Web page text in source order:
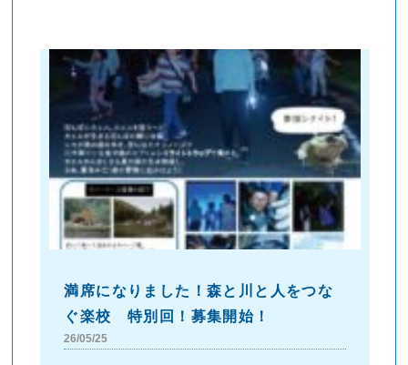
満席になりました！森と川と人をつな
ぐ楽校 特別回！募集開始！
26/05/25